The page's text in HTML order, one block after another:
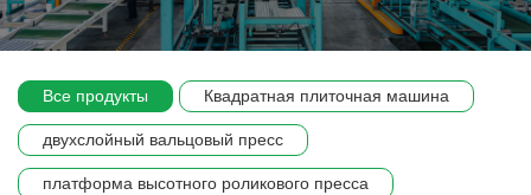
Продукты 
Сцена компании
Все продукты Квадратная плиточная машина
двухслойный вальцовый пресс
платформа высотного роликового пресса